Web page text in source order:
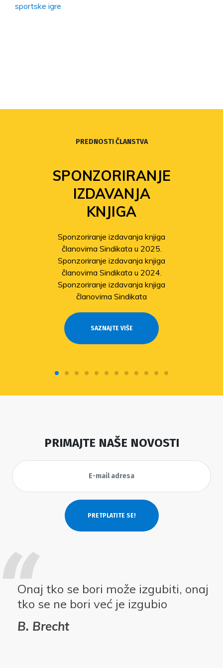
sportske igre
PREDNOSTI ČLANSTVA
FOND
SOLIDARNOSTI
Povećanje isplata iz Fonda
Sindikat pomaže članovima
pogođenima potresom
Odobrene isplate pomoći članovima
stradalima u potresu
PRIMAJTE NAŠE NOVOSTI
Onaj tko se bori može izgubiti, onaj
tko se ne bori već je izgubio
B. Brecht